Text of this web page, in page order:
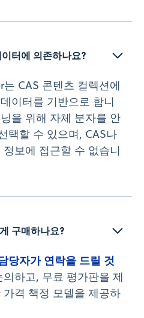
터에 의존하나요?
CAS 콘텐츠 컬렉션에
이터를 기반으로 합니
을 위해 자체 분자를 안
택할 수 있으며, CAS나
보에 접근할 수 없습니
구매하나요?
당자가 연락을 드릴 것
하고, 무료 평가판을 제
격 책정 모델을 제공하